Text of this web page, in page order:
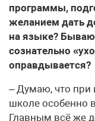
программы,
желанием дать
на языке?
сознательно
оправдывается?
– Думаю, что при
школе особенно
Главным всё же